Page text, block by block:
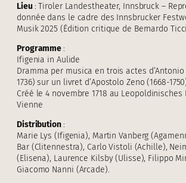
Lieu: Tiroler Landestheater, Innsbruck –
donnée dans le cadre des Innsbrucker
Musik 2025 (Édition critique de Bernardo
Programme:
Ifigenia in Aulide
Dramma per musica en trois actes d’Antonio
1736) sur un livret d’Apostolo Zeno (1668-
Créé le 4 novembre 1718 au
Vienne
Distribution:
Marie Lys (Ifigenia), Martin Vanberg
Bar (Clitennestra), Carlo Vistoli (Achille),
(Elisena), Laurence Kilsby (Ulisse), Filippo
Giacomo Nanni (Arcade).